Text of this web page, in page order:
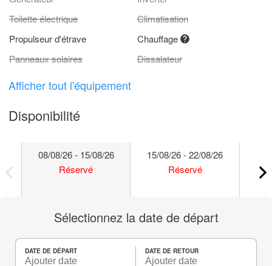
Toilette électrique
Climatisation
Propulseur d'étrave
Chauffage
Panneaux solaires
Dissalateur
Afficher tout l'équipement
Disponibilité
08/08/26 - 15/08/26
Réservé
15/08/26 - 22/08/26
Réservé
Sélectionnez la date de départ
DATE DE DÉPART DATE DE RETOUR